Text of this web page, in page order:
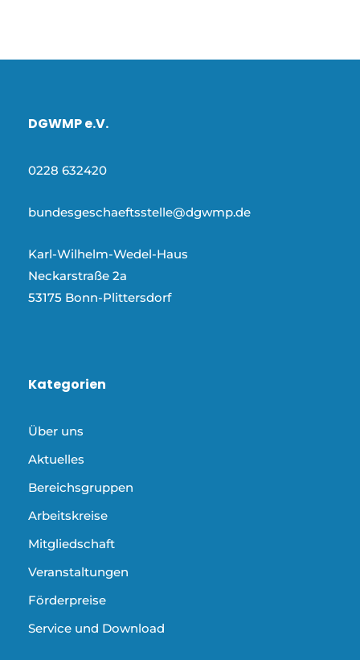
DGWMP e.V.
0228 632420
bundesgeschaeftsstelle@dgwmp.de
Karl-Wilhelm-Wedel-Haus
Neckarstraße 2a
53175 Bonn-Plittersdorf
Kategorien
Über uns
Aktuelles
Bereichsgruppen
Arbeitskreise
Mitgliedschaft
Veranstaltungen
Förderpreise
Service und Download